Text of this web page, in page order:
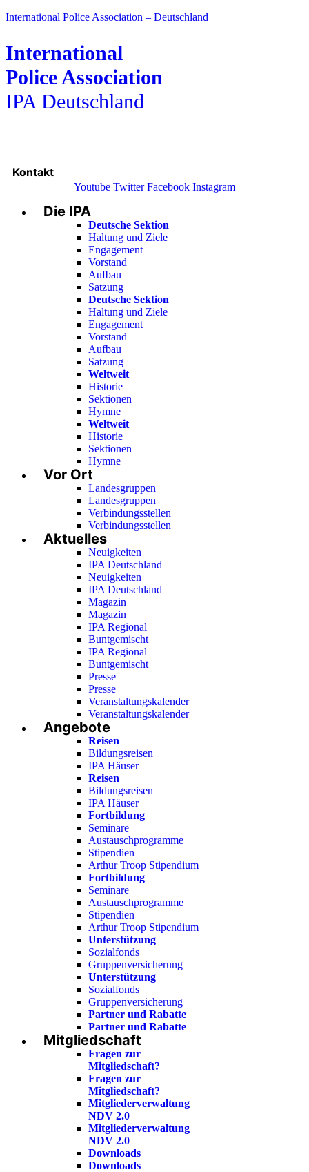
International Police Association – Deutschland
International
Police Association
IPA Deutschland
Kontakt
Youtube Twitter Facebook Instagram
Menu
Die IPA
Deutsche Sektion
Haltung und Ziele
Engagement
Vorstand
Aufbau
Satzung
Deutsche Sektion
Haltung und Ziele
Engagement
Vorstand
Aufbau
Satzung
Weltweit
Historie
Sektionen
Hymne
Weltweit
Historie
Sektionen
Hymne
Vor Ort
Landesgruppen
Landesgruppen
Verbindungsstellen
Verbindungsstellen
Aktuelles
Neuigkeiten
IPA Deutschland
Neuigkeiten
IPA Deutschland
Magazin
Magazin
IPA Regional
Buntgemischt
IPA Regional
Buntgemischt
Presse
Presse
Veranstaltungskalender
Veranstaltungskalender
Angebote
Reisen
Bildungsreisen
IPA Häuser
Reisen
Bildungsreisen
IPA Häuser
Fortbildung
Seminare
Austauschprogramme
Stipendien
Arthur Troop Stipendium
Fortbildung
Seminare
Austauschprogramme
Stipendien
Arthur Troop Stipendium
Unterstützung
Sozialfonds
Gruppenversicherung
Unterstützung
Sozialfonds
Gruppenversicherung
Partner und Rabatte
Partner und Rabatte
Mitgliedschaft
Fragen zur
Mitgliedschaft?
Fragen zur
Mitgliedschaft?
Mitgliederverwaltung
NDV 2.0
Mitgliederverwaltung
NDV 2.0
Downloads
Downloads